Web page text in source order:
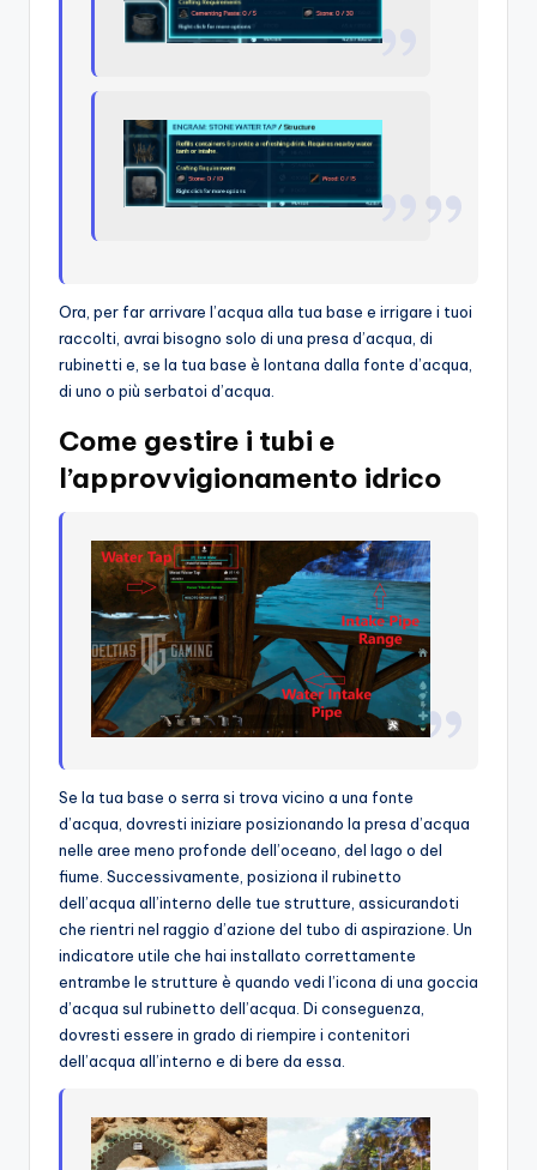
Ora, per far arrivare l’acqua alla tua base e irrigare i tuoi
raccolti, avrai bisogno solo di una presa d’acqua, di
rubinetti e, se la tua base è lontana dalla fonte d’acqua,
di uno o più serbatoi d’acqua.
Come gestire i tubi e
l’approvvigionamento idrico
Se la tua base o serra si trova vicino a una fonte
d’acqua, dovresti iniziare posizionando la presa d’acqua
nelle aree meno profonde dell’oceano, del lago o del
fiume. Successivamente, posiziona il rubinetto
dell’acqua all’interno delle tue strutture, assicurandoti
che rientri nel raggio d’azione del tubo di aspirazione. Un
indicatore utile che hai installato correttamente
entrambe le strutture è quando vedi l’icona di una goccia
d’acqua sul rubinetto dell’acqua. Di conseguenza,
dovresti essere in grado di riempire i contenitori
dell’acqua all’interno e di bere da essa.